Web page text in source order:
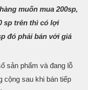
muốn mua 200sp,
sp trên thì có lợi
đó phải bán với giá
sản phẩm và đang lỗ
cộng sau khi bán tiếp